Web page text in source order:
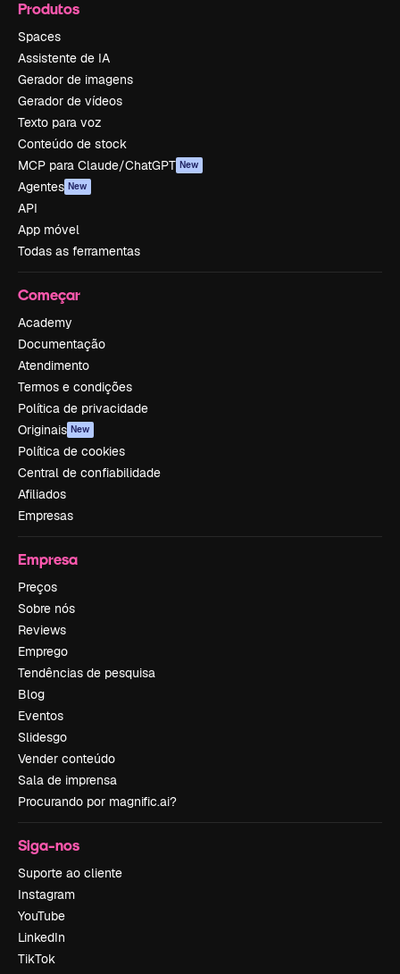
Produtos
Spaces
Assistente de IA
Gerador de imagens
Gerador de vídeos
Texto para voz
Conteúdo de stock
MCP para Claude/ChatGPT New
Agentes New
API
App móvel
Todas as ferramentas
Começar
Academy
Documentação
Atendimento
Termos e condições
Política de privacidade
Originais New
Política de cookies
Central de confiabilidade
Afiliados
Empresas
Empresa
Preços
Sobre nós
Reviews
Emprego
Tendências de pesquisa
Blog
Eventos
Slidesgo
Vender conteúdo
Sala de imprensa
Procurando por magnific.ai?
Siga-nos
Suporte ao cliente
Instagram
YouTube
LinkedIn
TikTok